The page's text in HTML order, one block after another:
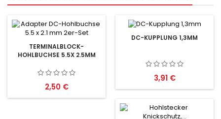
TERMINALBLOCK-
HOHLBUCHSE 5.5X 2.5MM
Preis
2,50 €
DC-KUPPLUNG 1,3MM
Preis
3,91 €